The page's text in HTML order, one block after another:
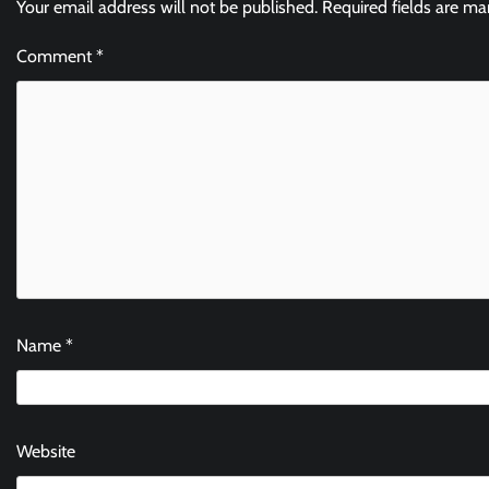
Your email address will not be published. Required fields are
Comment*
Name *
Website